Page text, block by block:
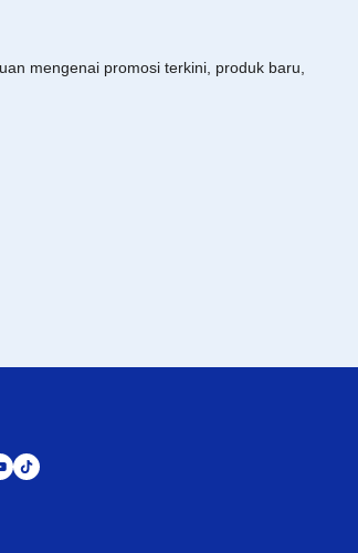
mengenai promosi terkini, produk baru,